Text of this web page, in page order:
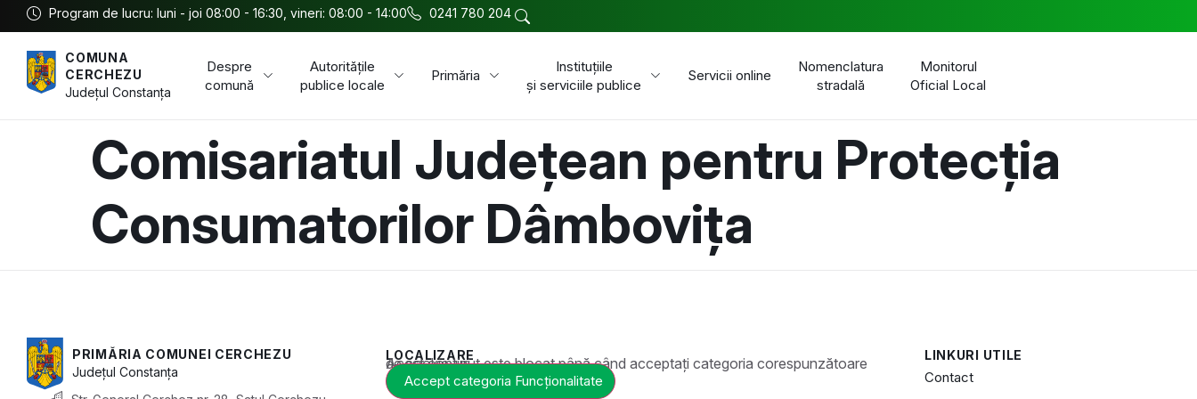
Program de lucru: luni - joi 08:00 - 16:30, vineri: 08:00 - 14:00 0241 780 204
COMUNA
CERCHEZU
JudețulConstanța
Despre
comună
Autoritățile
publice locale
Primăria
Instituțiile
și serviciile publice
Servicii online
Nomenclatura
stradală
Monitorul
Oficial Local
Comisariatul Județean pentru Protecția
Consumatorilor Dâmbovița
PRIMĂRIA COMUNEI CERCHEZU
JudețulConstanța
LOCALIZARE
Acest conținut este blocat până când acceptați categoria corespunzătoare de cookie-uri.
Accept categoria Funcționalitate
LINKURI UTILE
Contact